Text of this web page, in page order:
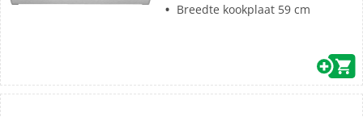
Breedte kookplaat 59 cm